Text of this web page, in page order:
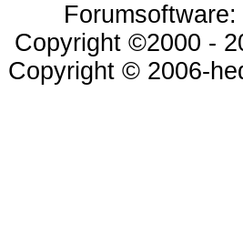
Copyright ©2000 -
Copyright © 2006-